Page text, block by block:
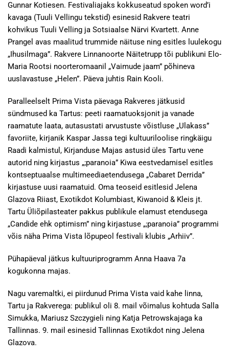
Gunnar Kotiesen. Festivaliajaks kokkuseatud spoken word’i
kavaga (Tuuli Vellingu tekstid) esinesid Rakvere teatri
kohvikus Tuuli Velling ja Sotsiaalse Närvi Kvartett. Anne
Prangel avas maalitud trummide näituse ning esitles luulekogu
„Ihusilmaga”. Rakvere Linnanoorte Näitetrupp tõi publikuni Elo-
Maria Rootsi noorteromaanil „Vaimude jaam” põhineva
uuslavastuse „Helen”. Päeva juhtis Rain Kooli.
Paralleelselt Prima Vista päevaga Rakveres jätkusid
sündmused ka Tartus: peeti raamatuoksjonit ja vanade
raamatute laata, autasustati arvustuste võistluse „Ulakass”
favoriite, kirjanik Kaspar Jassa tegi kultuuriloolise ringkäigu
Raadi kalmistul, Kirjanduse Majas astusid üles Tartu vene
autorid ning kirjastus „;paranoia” Kiwa eestvedamisel esitles
kontseptuaalse multimeediaetendusega „Cabaret Derrida”
kirjastuse uusi raamatuid. Oma teoseid esitlesid Jelena
Glazova Riiast, Exotikdot Kolumbiast, Kiwanoid & Kleis jt.
Tartu Üliõpilasteater pakkus publikule elamust etendusega
„Candide ehk optimism” ning kirjastuse „;paranoia” programmi
võis näha Prima Vista lõpupeol festivali klubis „Arhiiv”.
Pühapäeval jätkus kultuuriprogramm Anna Haava 7a
kogukonna majas.
Nagu varemaltki, ei piirdunud Prima Vista vaid kahe linna,
Tartu ja Rakverega: publikul oli 8. mail võimalus kohtuda Salla
Simukka, Mariusz Szczygieli ning Katja Petrowskajaga ka
Tallinnas. 9. mail esinesid Tallinnas Exotikdot ning Jelena
Glazova.